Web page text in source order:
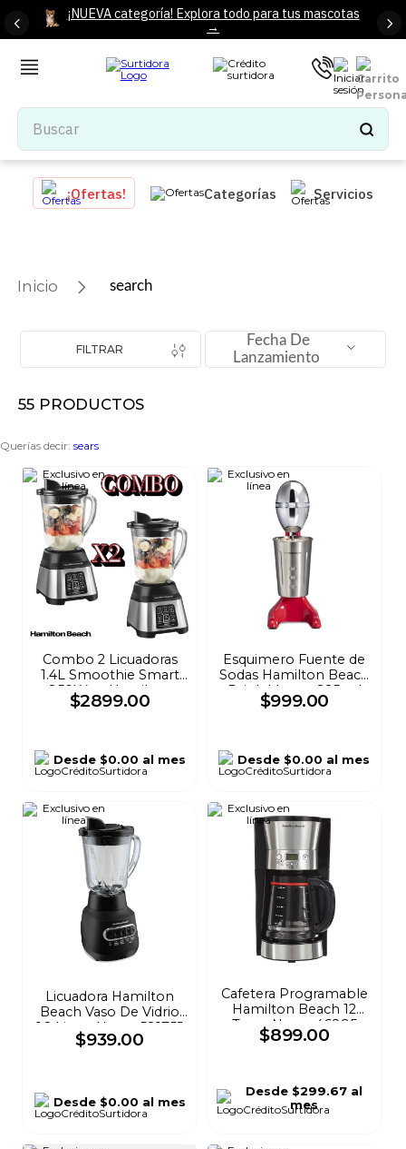
¡NUEVA categoría! Explora todo para tus mascotas
→
Buscar
TÉRMINOS MÁS BUSCADOS
1.
tenis mujer
iphone
5.
tenis
10. mochila
¡Ofertas! Categorías Servicios
search
FILTRAR
Fecha De
Lanzamiento
55 PRODUCTOS
Querías decir: sears
Combo 2 Licuadoras
1.4L Smoothie Smart
850Watt Hamilton
Beach
$2899.00
Desde$0.00 al mes
Esquimero Fuente de
Sodas Hamilton Beach
Drink Master 825 ml
Rojo 733
$999.00
Desde $0.00 al mes
Licuadora Hamilton
Beach Vaso De Vidrio
1.2 Litros Negra 58175J
$939.00
Desde$0.00 al mes
Cafetera Programable
Hamilton Beach 12
Tazas Negra 46895
$899.00
Desde$299.67 al
mes